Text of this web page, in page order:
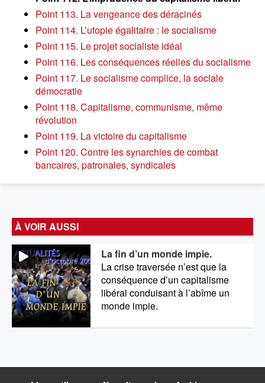
Point 113. La vengeance des déracinés
Point 114. L’utopie égalitaire : le socialisme
Point 115. Le projet socialiste idéal
Point 116. Les conséquences réelles du socialisme
Point 117. Le socialisme complice, la sociale
démocratie
Point 118. Capitalisme, communisme, même
révolution
Point 119. La victoire du capitalisme
Point 120. Contre les synarchies de combat
bancaires, patronales, syndicales
À VOIR AUSSI
La fin d’un monde impie.
La crise traversée n’est que la
conséquence d’un capitalisme
libéral conduisant à l’abîme un
monde impie.